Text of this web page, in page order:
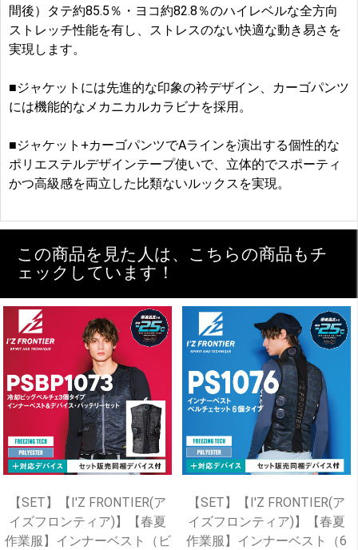
間後）タテ約85.5％・ヨコ約82.8％のハイレベルな全方向
ストレッチ性能を有し、ストレスのない快適な動き易さを
実現します。
■ジャケットには先進的な印象の衿デザイン、カーゴパンツ
には機能的なメカニカルカラビナを採用。
■ジャケット+カーゴパンツでAラインを演出する個性的な
ポリエステルデザインテープ使いで、立体的でスポーティ
かつ高級感を両立した比類ないルックスを実現。
この商品を見た人は、こちらの商品もチ
ェックしています！
【SET】【I'Z FRONTIER(ア
イズフロンティア)】【春夏
作業服】インナーベスト（ビ
【SET】【I'Z FRONTIER(ア
イズフロンティア)】【春夏
作業服】インナーベスト（6